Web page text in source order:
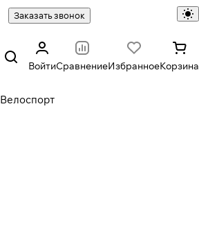
Заказать звонок
ВойтиСравнениеИзбранноеКорзина
Велоспорт